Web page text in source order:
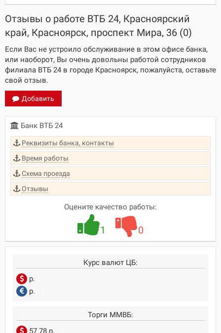
Отзывы о работе ВТБ 24, Красноярский
край, Красноярск, проспект Мира, 36 (0)
Если Вас не устроило обслуживание в этом офисе банка,
или наоборот, Вы очень довольны работой сотрудников
филиала ВТБ 24 в городе Красноярск, пожалуйста, оставьте
свой отзыв.
Добавить
Банк ВТБ 24
Реквизиты банка, контакты
Время работы
Схема проезда
Отзывы
Оцените качество работы:
1 0
Курс валют ЦБ:
р.
р.
Торги ММВБ:
57.78 р.